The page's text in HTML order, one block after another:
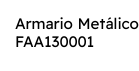
Armario Metálico
FAA130001